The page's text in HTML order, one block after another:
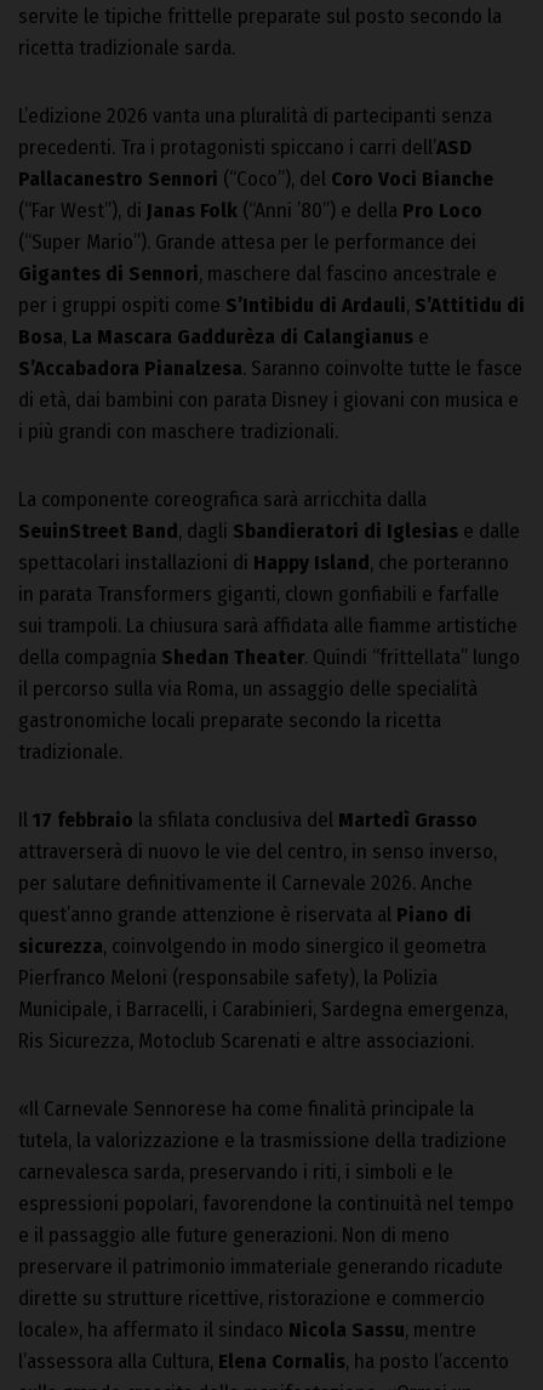
servite le tipiche frittelle preparate sul posto secondo la
ricetta tradizionale sarda.
L’edizione 2026 vanta una pluralità di partecipanti senza
precedenti. Tra i protagonisti spiccano i carri dell’ASD
Pallacanestro Sennori (“Coco”), del Coro Voci Bianche
(“Far West”), di Janas Folk (“Anni ’80”) e della Pro Loco
(“Super Mario”). Grande attesa per le performance dei
Gigantes di Sennori, maschere dal fascino ancestrale e
per i gruppi ospiti come S’Intibidu di Ardauli, S’Attitidu di
Bosa, La Mascara Gaddurèza di Calangianus e
S’Accabadora Pianalzesa. Saranno coinvolte tutte le fasce
di età, dai bambini con parata Disney i giovani con musica e
i più grandi con maschere tradizionali.
La componente coreografica sarà arricchita dalla
SeuinStreet Band, dagli Sbandieratori di Iglesias e dalle
spettacolari installazioni di Happy Island, che porteranno
in parata Transformers giganti, clown gonfiabili e farfalle
sui trampoli. La chiusura sarà affidata alle fiamme artistiche
della compagnia Shedan Theater. Quindi “frittellata” lungo
il percorso sulla via Roma, un assaggio delle specialità
gastronomiche locali preparate secondo la ricetta
tradizionale.
Il17 febbraio la sfilata conclusiva del Martedì Grasso
attraverserà di nuovo le vie del centro, in senso inverso,
per salutare definitivamente il Carnevale 2026. Anche
quest’anno grande attenzione è riservata al Piano di
sicurezza, coinvolgendo in modo sinergico il geometra
Pierfranco Meloni (responsabile safety), la Polizia
Municipale, i Barracelli, i Carabinieri, Sardegna emergenza,
Ris Sicurezza, Motoclub Scarenati e altre associazioni.
«Il Carnevale Sennorese ha come finalità principale la
tutela, la valorizzazione e la trasmissione della tradizione
carnevalesca sarda, preservando i riti, i simboli e le
espressioni popolari, favorendone la continuità nel tempo
e il passaggio alle future generazioni. Non di meno
preservare il patrimonio immateriale generando ricadute
dirette su strutture ricettive, ristorazione e commercio
locale», ha affermato il sindaco Nicola Sassu, mentre
l’assessora alla Cultura, Elena Cornalis, ha posto l’accento